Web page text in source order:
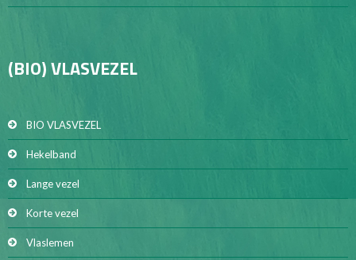
(BIO) VLASVEZEL
BIO VLASVEZEL
Hekelband
Lange vezel
Korte vezel
Vlaslemen